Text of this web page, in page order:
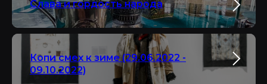
Слава и гордость народа
Копи смех к зиме (29.06.2022 -
09.10.2022)